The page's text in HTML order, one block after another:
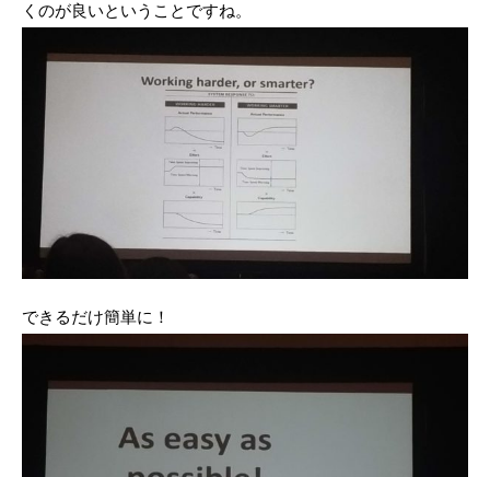
くのが良いということですね。
できるだけ簡単に！